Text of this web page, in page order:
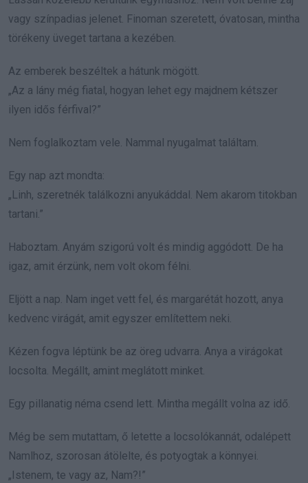
vagy színpadias jelenet. Finoman szeretett, óvatosan, mintha
törékeny üveget tartana a kezében.
Az emberek beszéltek a hátunk mögött.
„Az a lány még fiatal, hogyan lehet egy majdnem kétszer
ilyen idős férfival?”
Nem foglalkoztam vele. Nammal nyugalmat találtam.
Egy nap azt mondta:
„Linh, szeretnék találkozni anyukáddal. Nem akarom titokban
tartani.”
Haboztam. Anyám szigorú volt és mindig aggódott. De ha
igaz, amit érzünk, nem volt okom félni.
Eljött a nap. Nam inget vett fel, és margarétát hozott, anya
kedvenc virágát, amit egyszer említettem neki.
Kézen fogva léptünk be az öreg udvarra. Anya a virágokat
locsolta. Megállt, amint meglátott minket.
Egy pillanatig néma csend lett. Mintha megállt volna az idő.
Még be sem mutattam, ő letette a locsolókannát, odalépett
Namlhoz, szorosan átölelte, és potyogtak a könnyei.
„Istenem, te vagy az, Nam?!”